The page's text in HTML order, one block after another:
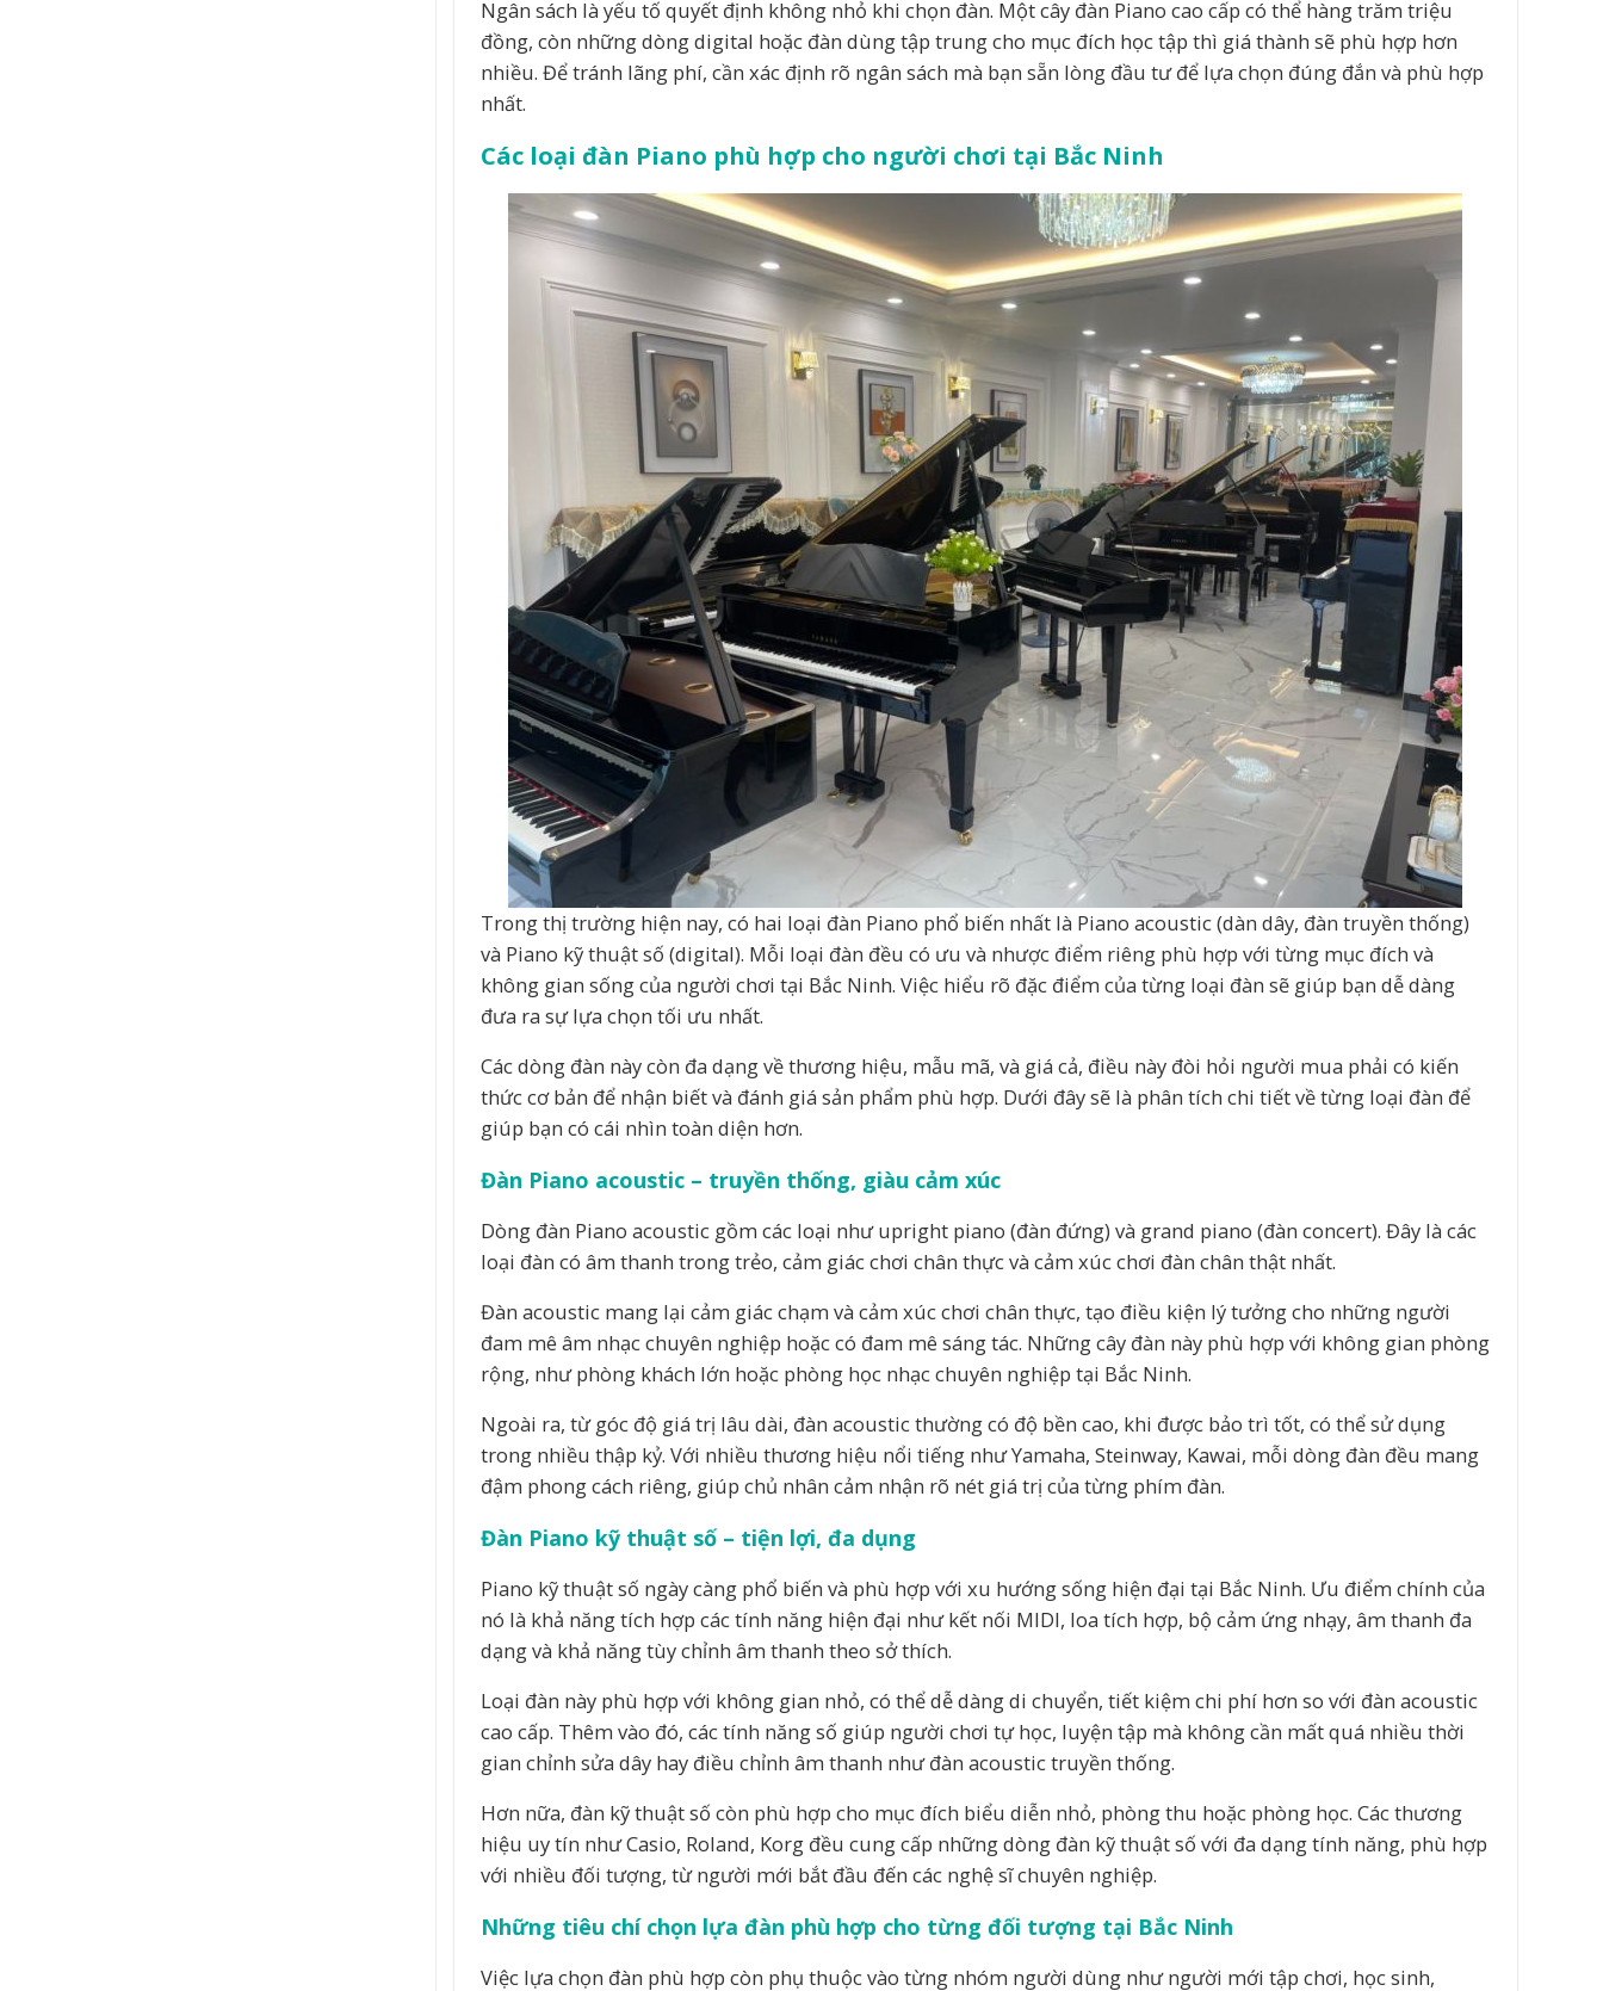
Ngân sách là yếu tố quyết định không nhỏ khi chọn đàn. Một cây đàn Piano cao cấp có thể hàng trăm triệu
đồng, còn những dòng digital hoặc đàn dùng tập trung cho mục đích học tập thì giá thành sẽ phù hợp hơn
nhiều. Để tránh lãng phí, cần xác định rõ ngân sách mà bạn sẵn lòng đầu tư để lựa chọn đúng đắn và phù hợp
nhất.
Các loại đàn Piano phù hợp cho người chơi tại Bắc Ninh
Trong thị trường hiện nay, có hai loại đàn Piano phổ biến nhất là Piano acoustic (dàn dây, đàn truyền thống)
và Piano kỹ thuật số (digital). Mỗi loại đàn đều có ưu và nhược điểm riêng phù hợp với từng mục đích và
không gian sống của người chơi tại Bắc Ninh. Việc hiểu rõ đặc điểm của từng loại đàn sẽ giúp bạn dễ dàng
đưa ra sự lựa chọn tối ưu nhất.
Các dòng đàn này còn đa dạng về thương hiệu, mẫu mã, và giá cả, điều này đòi hỏi người mua phải có kiến
thức cơ bản để nhận biết và đánh giá sản phẩm phù hợp. Dưới đây sẽ là phân tích chi tiết về từng loại đàn để
giúp bạn có cái nhìn toàn diện hơn.
Đàn Piano acoustic – truyền thống, giàu cảm xúc
Dòng đàn Piano acoustic gồm các loại như upright piano (đàn đứng) và grand piano (đàn concert). Đây là các
loại đàn có âm thanh trong trẻo, cảm giác chơi chân thực và cảm xúc chơi đàn chân thật nhất.
Đàn acoustic mang lại cảm giác chạm và cảm xúc chơi chân thực, tạo điều kiện lý tưởng cho những người
đam mê âm nhạc chuyên nghiệp hoặc có đam mê sáng tác. Những cây đàn này phù hợp với không gian phòng
rộng, như phòng khách lớn hoặc phòng học nhạc chuyên nghiệp tại Bắc Ninh.
Ngoài ra, từ góc độ giá trị lâu dài, đàn acoustic thường có độ bền cao, khi được bảo trì tốt, có thể sử dụng
trong nhiều thập kỷ. Với nhiều thương hiệu nổi tiếng như Yamaha, Steinway, Kawai, mỗi dòng đàn đều mang
đậm phong cách riêng, giúp chủ nhân cảm nhận rõ nét giá trị của từng phím đàn.
Đàn Piano kỹ thuật số – tiện lợi, đa dụng
Piano kỹ thuật số ngày càng phổ biến và phù hợp với xu hướng sống hiện đại tại Bắc Ninh. Ưu điểm chính của
nó là khả năng tích hợp các tính năng hiện đại như kết nối MIDI, loa tích hợp, bộ cảm ứng nhạy, âm thanh đa
dạng và khả năng tùy chỉnh âm thanh theo sở thích.
Loại đàn này phù hợp với không gian nhỏ, có thể dễ dàng di chuyển, tiết kiệm chi phí hơn so với đàn acoustic
cao cấp. Thêm vào đó, các tính năng số giúp người chơi tự học, luyện tập mà không cần mất quá nhiều thời
gian chỉnh sửa dây hay điều chỉnh âm thanh như đàn acoustic truyền thống.
Hơn nữa, đàn kỹ thuật số còn phù hợp cho mục đích biểu diễn nhỏ, phòng thu hoặc phòng học. Các thương
hiệu uy tín như Casio, Roland, Korg đều cung cấp những dòng đàn kỹ thuật số với đa dạng tính năng, phù hợp
với nhiều đối tượng, từ người mới bắt đầu đến các nghệ sĩ chuyên nghiệp.
Những tiêu chí chọn lựa đàn phù hợp cho từng đối tượng tại Bắc Ninh
Việc lựa chọn đàn phù hợp còn phụ thuộc vào từng nhóm người dùng như người mới tập chơi, học sinh,